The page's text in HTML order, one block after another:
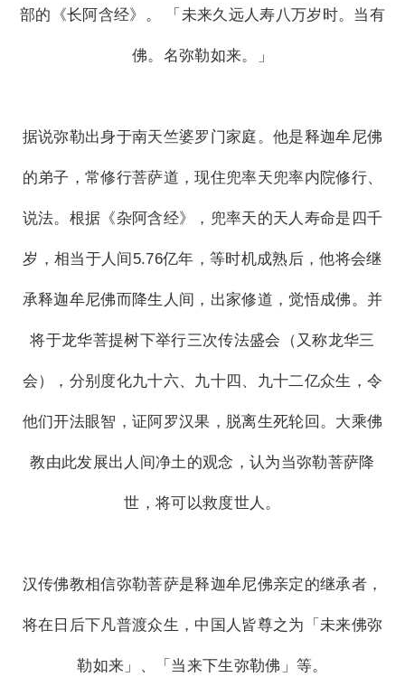
部的《长阿含经》。 「未来久远人寿八万岁时。当有
佛。名弥勒如来。」
据说弥勒出身于南天竺婆罗门家庭。他是释迦牟尼佛
的弟子，常修行菩萨道，现住兜率天兜率内院修行、
说法。根据《杂阿含经》，兜率天的天人寿命是四千
岁，相当于人间5.76亿年，等时机成熟后，他将会继
承释迦牟尼佛而降生人间，出家修道，觉悟成佛。并
将于龙华菩提树下举行三次传法盛会（又称龙华三
会），分别度化九十六、九十四、九十二亿众生，令
他们开法眼智，证阿罗汉果，脱离生死轮回。大乘佛
教由此发展出人间净土的观念，认为当弥勒菩萨降
世，将可以救度世人。
汉传佛教相信弥勒菩萨是释迦牟尼佛亲定的继承者，
将在日后下凡普渡众生，中国人皆尊之为「未来佛弥
勒如来」、「当来下生弥勒佛」等。